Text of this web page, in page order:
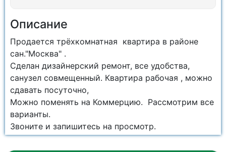
Описание
Продается трёхкомнатная квартира в районе
сан."Москва" .
Сделан дизайнерский ремонт, все удобства,
санузел совмещенный. Квартира рабочая , можно
сдавать посуточно,
Можно поменять на Коммерцию. Рассмотрим все
варианты.
Звоните и запишитесь на просмотр.